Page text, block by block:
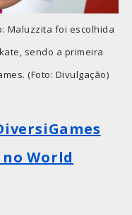
Maluzzita foi escolhida
sendo a primeira
(Foto: Divulgação)
World